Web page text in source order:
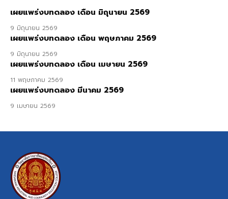
เผยแพร่งบทดลอง เดือน มิถุนายน 2569
9 มิถุนายน 2569
เผยแพร่งบทดลอง เดือน พฤษภาคม 2569
9 มิถุนายน 2569
เผยแพร่งบทดลอง เดือน เมษายน 2569
11 พฤษภาคม 2569
เผยแพร่งบทดลอง มีนาคม 2569
9 เมษายน 2569